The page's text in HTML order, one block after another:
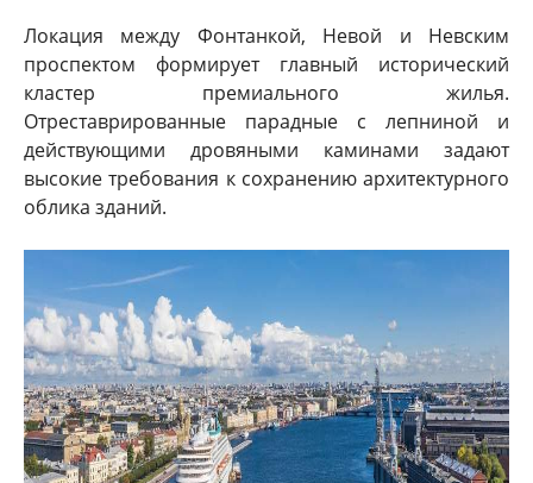
Локация между Фонтанкой, Невой и Невским
проспектом формирует главный исторический
кластер премиального жилья.
Отреставрированные парадные с лепниной и
действующими дровяными каминами задают
высокие требования к сохранению архитектурного
облика зданий.